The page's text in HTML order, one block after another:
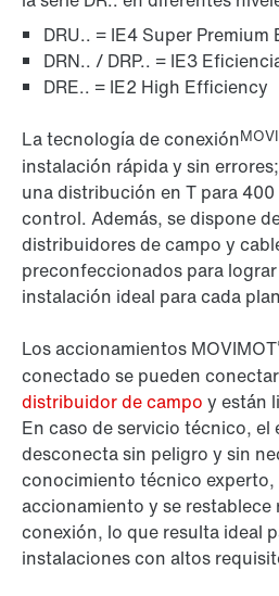
DRU.. = IE4 Super
DRN.. / DRP.. = IE3
DRE.. = IE2 High Efficiency
La tecnología de conexión
instalación rápida y sin
una distribución en T para 400
control. Además, se dispone
distribuidores de campo y
preconfeccionados para
instalación ideal para cada
Los accionamientos MOVIMOT
conectado se pueden
distribuidor de campo y están
En caso de servicio técnico, el
desconecta sin peligro y sin
conocimiento técnico experto,
accionamiento y se restablece
conexión, lo que resulta ideal
instalaciones con altos